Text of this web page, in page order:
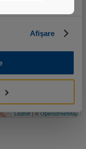
Afişare
Leaflet| ©OpenStreetMap